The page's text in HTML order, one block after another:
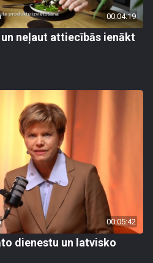
00:04:19
neļaut attiecībās ienākt
00:05:42
dienestu un latvisko